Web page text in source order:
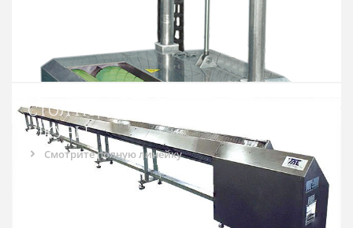
СТОЛ ПОДГОТОВКИ К СНЯТИЮ
ШКУРЫ
Смотрите полную линейку